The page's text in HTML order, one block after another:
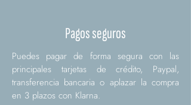
Pagos seguros
Puedes pagar de forma segura con las
principales tarjetas de crédito, Paypal,
transferencia bancaria o aplazar la compra
en 3 plazos con Klarna.